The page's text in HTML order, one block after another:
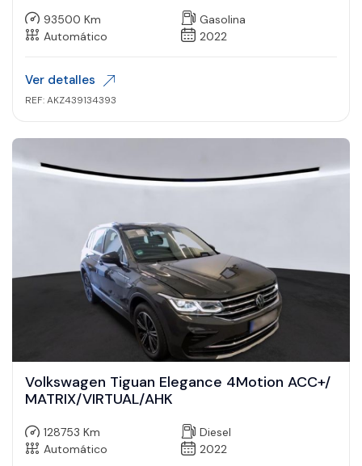
93500 Km
Gasolina
Automático
2022
Ver detalles
REF: AKZ439134393
Volkswagen Tiguan Elegance 4Motion ACC+/
MATRIX/VIRTUAL/AHK
128753 Km
Diesel
Automático
2022